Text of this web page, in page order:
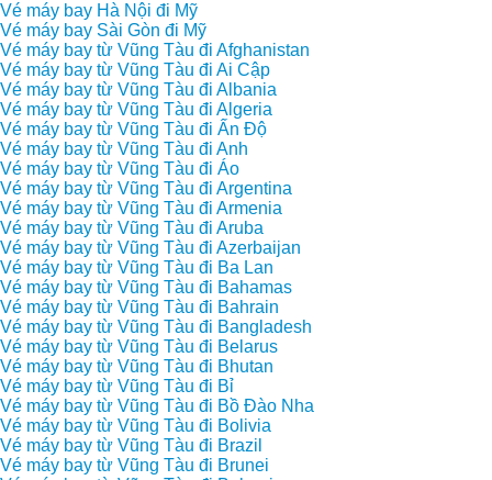
Vé máy bay Hà Nội đi Mỹ
Vé máy bay Sài Gòn đi Mỹ
Vé máy bay từ Vũng Tàu đi Afghanistan
Vé máy bay từ Vũng Tàu đi Ai Cập
Vé máy bay từ Vũng Tàu đi Albania
Vé máy bay từ Vũng Tàu đi Algeria
Vé máy bay từ Vũng Tàu đi Ấn Độ
Vé máy bay từ Vũng Tàu đi Anh
Vé máy bay từ Vũng Tàu đi Áo
Vé máy bay từ Vũng Tàu đi Argentina
Vé máy bay từ Vũng Tàu đi Armenia
Vé máy bay từ Vũng Tàu đi Aruba
Vé máy bay từ Vũng Tàu đi Azerbaijan
Vé máy bay từ Vũng Tàu đi Ba Lan
Vé máy bay từ Vũng Tàu đi Bahamas
Vé máy bay từ Vũng Tàu đi Bahrain
Vé máy bay từ Vũng Tàu đi Bangladesh
Vé máy bay từ Vũng Tàu đi Belarus
Vé máy bay từ Vũng Tàu đi Bhutan
Vé máy bay từ Vũng Tàu đi Bỉ
Vé máy bay từ Vũng Tàu đi Bồ Đào Nha
Vé máy bay từ Vũng Tàu đi Bolivia
Vé máy bay từ Vũng Tàu đi Brazil
Vé máy bay từ Vũng Tàu đi Brunei